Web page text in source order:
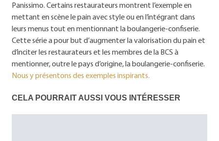
Panissimo. Certains restaurateurs montrent l’exemple en
mettant en scène le pain avec style ou en l’intégrant dans
leurs menus tout en mentionnant la boulangerie-confiserie.
Cette série a pour but d’augmenter la valorisation du pain et
d’inciter les restaurateurs et les membres de la BCS à
mentionner, outre le pays d’origine, la boulangerie-confiserie.
Nous y présentons des exemples inspirants.
CELA POURRAIT AUSSI VOUS INTÉRESSER